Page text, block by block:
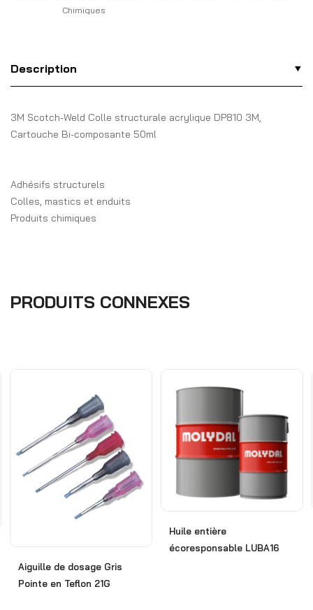
Chimiques
Description
3M Scotch-Weld Colle structurale acrylique DP810 3M,
Cartouche Bi-composante 50ml
Adhésifs structurels
Colles, mastics et enduits
Produits chimiques
PRODUITS CONNEXES
Aiguille de dosage Gris
Pointe en Teflon 21G
Huile entière
écoresponsable LUBA16